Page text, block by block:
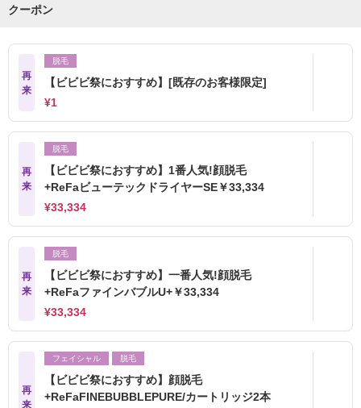
クーポン
再
来
脱毛
【ビビビ祭におすすめ】[既存のお客様限定]
¥1
再
来
脱毛
【ビビビ祭におすすめ】1番人気!顔脱毛
+ReFaビューテックドライヤーSE￥33,334
¥33,334
再
来
脱毛
【ビビビ祭におすすめ】一番人気!顔脱毛
+ReFaファインバブルU+￥33,334
¥33,334
再
来
フェイシャル 脱毛
【ビビビ祭におすすめ】顔脱毛
+ReFaFINEBUBBLEPURE/カートリッジ2本